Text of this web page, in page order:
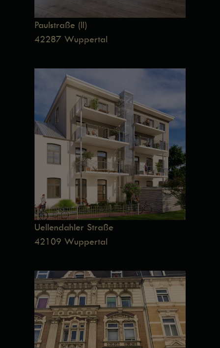
Paulstraße (II)
42287 Wuppertal
Uellendahler Straße
42109 Wuppertal